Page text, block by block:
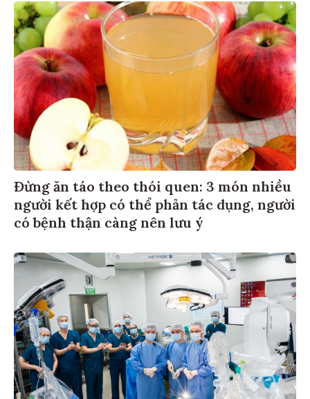
Đừng ăn táo theo thói quen: 3 món nhiều
người kết hợp có thể phản tác dụng, người
có bệnh thận càng nên lưu ý